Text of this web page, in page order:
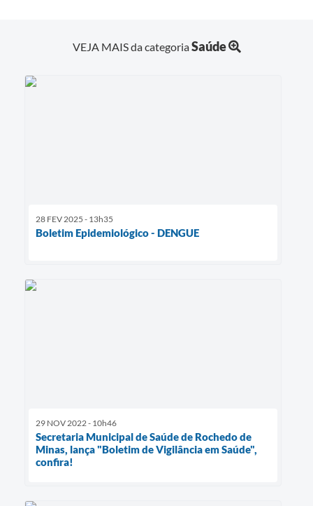
VEJA MAIS da categoriaSaúde
28 FEV 2025 - 13h35
Boletim Epidemiológico - DENGUE
29 NOV 2022 - 10h46
Secretaria Municipal de Saúde de Rochedo de
Minas, lança "Boletim de Vigilância em Saúde",
confira!